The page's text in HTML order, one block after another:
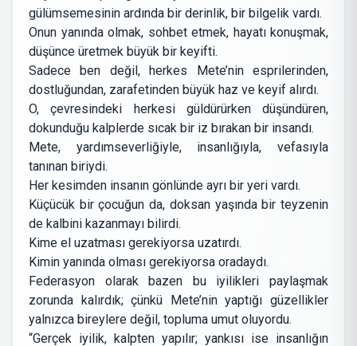
gülümsemesinin ardında bir derinlik, bir bilgelik vardı.
Onun yanında olmak, sohbet etmek, hayatı konuşmak,
düşünce üretmek büyük bir keyifti.
Sadece ben değil, herkes Mete’nin esprilerinden,
dostluğundan, zarafetinden büyük haz ve keyif alırdı.
O, çevresindeki herkesi güldürürken düşündüren,
dokunduğu kalplerde sıcak bir iz bırakan bir insandı.
Mete, yardımseverliğiyle, insanlığıyla, vefasıyla
tanınan biriydi.
Her kesimden insanın gönlünde ayrı bir yeri vardı.
Küçücük bir çocuğun da, doksan yaşında bir teyzenin
de kalbini kazanmayı bilirdi.
Kime el uzatması gerekiyorsa uzatırdı.
Kimin yanında olması gerekiyorsa oradaydı.
Federasyon olarak bazen bu iyilikleri paylaşmak
zorunda kalırdık; çünkü Mete’nin yaptığı güzellikler
yalnızca bireylere değil, topluma umut oluyordu.
“Gerçek iyilik, kalpten yapılır; yankısı ise insanlığın